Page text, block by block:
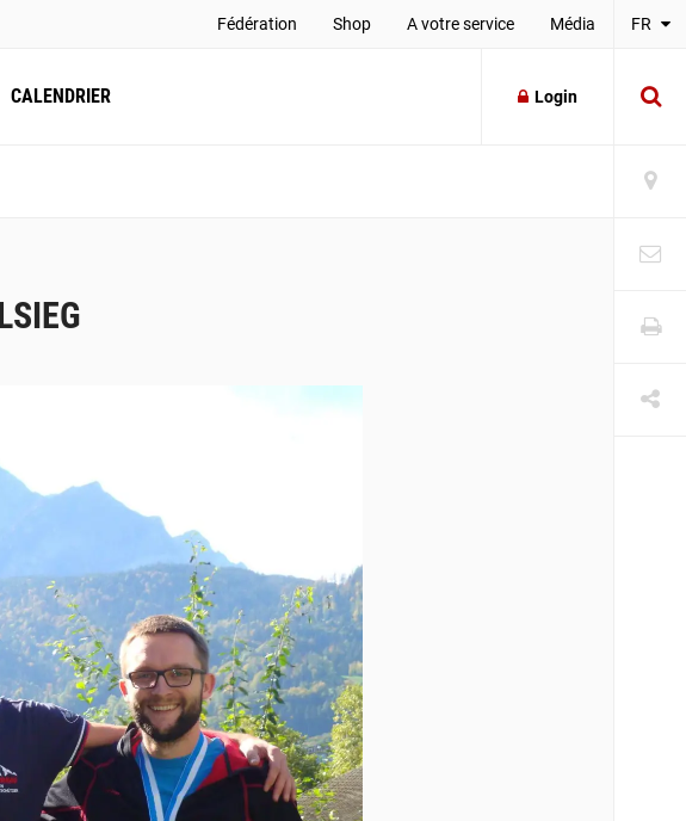
Fédération Shop A votre service Média FR
CALENDRIER Login